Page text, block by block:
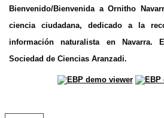
Bienvenido/Bienvenida a Ornitho
ciencia ciudadana, dedicado a la
información naturalista en
Sociedad de Ciencias Aranzadi.